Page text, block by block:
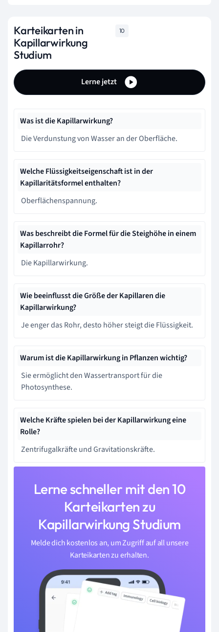
Karteikarten in
Kapillarwirkung
Studium
10
Lerne jetzt
Was ist die Kapillarwirkung?
Die Verdunstung von Wasser an der Oberfläche.
Welche Flüssigkeitseigenschaft ist in der
Kapillaritätsformel enthalten?
Oberflächenspannung.
Was beschreibt die Formel für die Steighöhe in einem
Kapillarrohr?
Die Kapillarwirkung.
Wie beeinflusst die Größe der Kapillaren die
Kapillarwirkung?
Je enger das Rohr, desto höher steigt die Flüssigkeit.
Warum ist die Kapillarwirkung in Pflanzen wichtig?
Sie ermöglicht den Wassertransport für die
Photosynthese.
Welche Kräfte spielen bei der Kapillarwirkung eine
Rolle?
Zentrifugalkräfte und Gravitationskräfte.
Lerne schneller mit den 10
Karteikarten zu
Kapillarwirkung Studium
Melde dich kostenlos an, um Zugriff auf all unsere
Karteikarten zu erhalten.